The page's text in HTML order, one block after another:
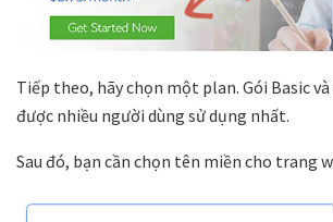
Tiếp theo, hãy chọn một plan. Gói Basic
được nhiều người dùng sử dụng nhất.
Sau đó, bạn cần chọn tên miền cho trang